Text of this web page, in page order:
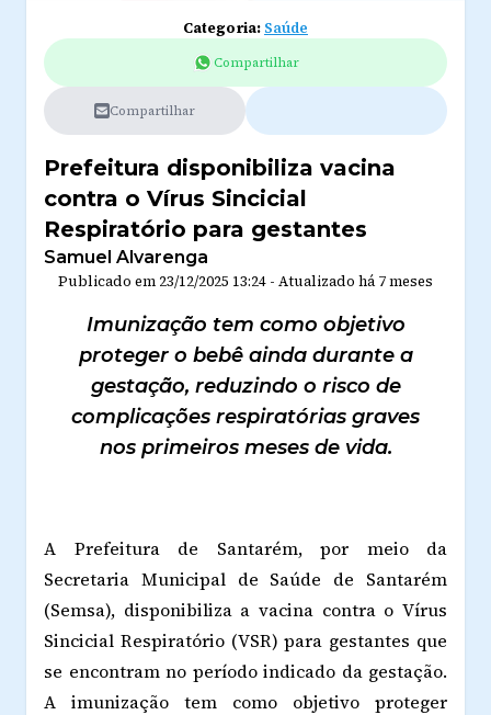
Categoria: Saúde
Compartilhar
Compartilhar
Prefeitura disponibiliza vacina
contra o Vírus Sincicial
Respiratório para gestantes
Samuel Alvarenga
Publicado em 23/12/2025 13:24 - Atualizado há 7 meses
Imunização tem como objetivo
proteger o bebê ainda durante a
gestação, reduzindo o risco de
complicações respiratórias graves
nos primeiros meses de vida.
A Prefeitura de Santarém, por meio da
Secretaria Municipal de Saúde de Santarém
(Semsa), disponibiliza a vacina contra o Vírus
Sincicial Respiratório (VSR) para gestantes que
se encontram no período indicado da gestação.
A imunização tem como objetivo proteger